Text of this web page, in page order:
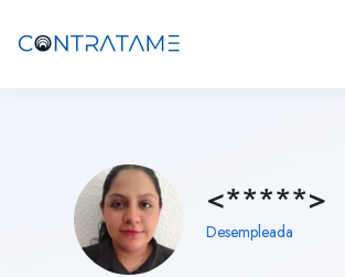
<*****>
Desempleada